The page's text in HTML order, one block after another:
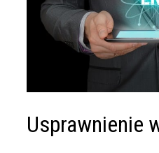
Usprawnienie